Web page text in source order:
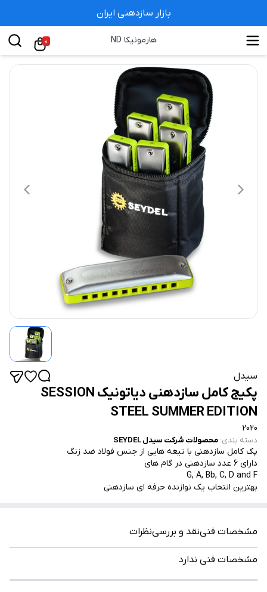
بازار سازدهنی ایران
هارمونیکا ND 0
سیدل
پکیج کامل سازدهنی دیاتونیک SESSION
STEEL SUMMER EDITION
2020
دسته بندی: محصولات شرکت سیدل SEYDEL
پک کامل سازدهنی با تیغه هایی از جنس فولاد ضد زنگ
دارای 6 عدد سازدهنی در گام های
G, A, Bb, C, D and F
بهترین انتخاب یک نوازنده حرفه ای سازدهنی
مشخصات فنینقد و بررسینظرات
مشخصات فنی ندارد